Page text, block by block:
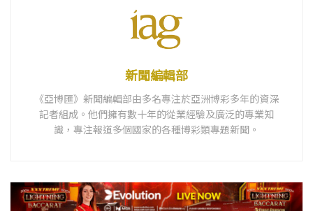
新聞編輯部
《亞博匯》新聞編輯部由多名專注於亞洲博彩多年的資深
記者組成。他們擁有數十年的從業經驗及廣泛的專業知
識，專注報道多個國家的各種博彩類專題新聞。